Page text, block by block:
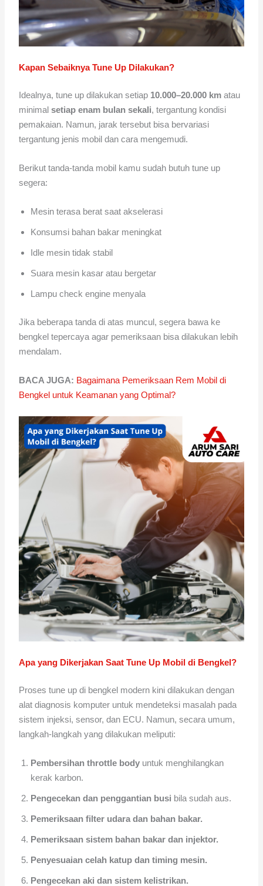
Kapan Sebaiknya Tune Up Dilakukan?
Idealnya, tune up dilakukan setiap 10.000–20.000 km atau
minimalsetiap enam bulan sekali, tergantung kondisi
pemakaian. Namun, jarak tersebut bisa bervariasi
tergantung jenis mobil dan cara mengemudi.
Berikut tanda-tanda mobil kamu sudah butuh tune up
segera:
Mesin terasa berat saat akselerasi
Konsumsi bahan bakar meningkat
Idle mesin tidak stabil
Suara mesin kasar atau bergetar
Lampu check engine menyala
Jika beberapa tanda di atas muncul, segera bawa ke
bengkel tepercaya agar pemeriksaan bisa dilakukan lebih
mendalam.
BACA JUGA: Bagaimana Pemeriksaan Rem Mobil di
Bengkel untuk Keamanan yang Optimal?
Apa yang Dikerjakan Saat Tune Up Mobil di Bengkel?
Proses tune up di bengkel modern kini dilakukan dengan
alat diagnosis komputer untuk mendeteksi masalah pada
sistem injeksi, sensor, dan ECU. Namun, secara umum,
langkah-langkah yang dilakukan meliputi:
Pembersihan throttle body untuk menghilangkan
kerak karbon.
Pengecekan dan penggantian busi bila sudah aus.
Pemeriksaan filter udara dan bahan bakar.
Pemeriksaan sistem bahan bakar dan injektor.
Penyesuaian celah katup dan timing mesin.
Pengecekan aki dan sistem kelistrikan.